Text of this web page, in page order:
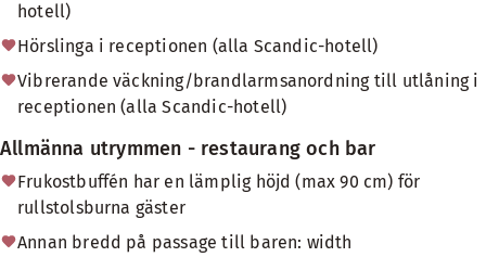
hotell)
Hörslinga i receptionen (alla Scandic-hotell)
Vibrerande väckning/brandlarmsanordning till utlåning i
receptionen (alla Scandic-hotell)
Allmänna utrymmen - restaurang och bar
Frukostbuffén har en lämplig höjd (max 90 cm) för
rullstolsburna gäster
Annan bredd på passage till baren: width